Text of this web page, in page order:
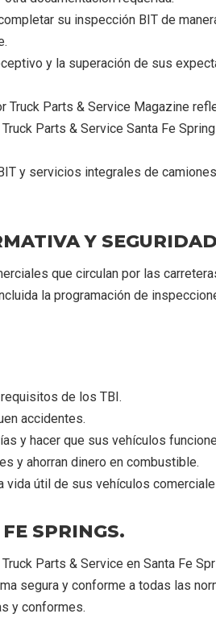
su inspección BIT de
y la superación de sus
Parts & Service Magazine
Parts & Service Santa Fe
y servicios integrales de
Y SEGURIDAD
que circulan por las
la programación de
de los TBI.
accidentes.
y hacer que sus vehículos
y ahorran dinero en combustible.
vida útil de sus vehículos
SPRINGS.
Parts & Service en Santa Fe
segura y conforme a todas las
y conformes.